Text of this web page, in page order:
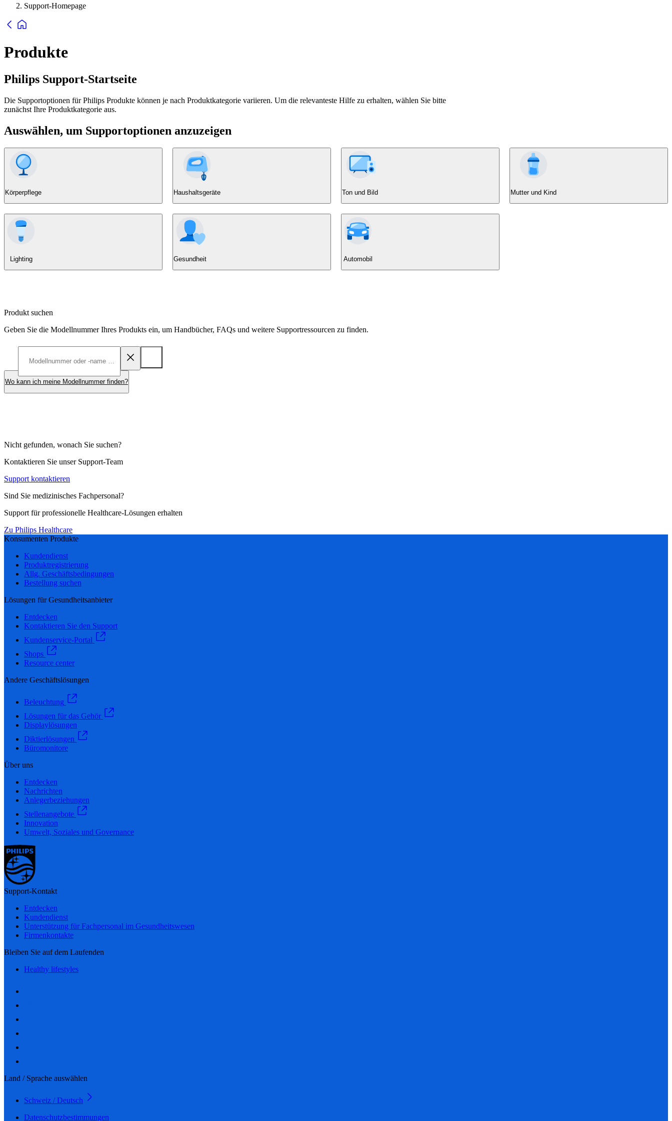
Support-Homepage
Produkte
Philips Support-Startseite
Die Supportoptionen für Philips Produkte können je nach Produktkategorie variieren. Um die relevanteste Hilfe zu erhalten, wählen Sie bitte
zunächst Ihre Produktkategorie aus.
Auswählen, um Supportoptionen anzuzeigen
Körperpflege Haushaltsgeräte Ton und Bild Mutter und Kind
Lighting Gesundheit Automobil
Produkt suchen
Geben Sie die Modellnummer Ihres Produkts ein, um Handbücher, FAQs und weitere Supportressourcen zu finden.
Wo kann ich meine Modellnummer finden?
Nicht gefunden, wonach Sie suchen?
Kontaktieren Sie unser Support-Team
Support kontaktieren
Sind Sie medizinisches Fachpersonal?
Support für professionelle Healthcare-Lösungen erhalten
Zu Philips Healthcare
Konsumenten Produkte
Kundendienst
Produktregistrierung
Allg. Geschäftsbedingungen
Bestellung suchen
Lösungen für Gesundheitsanbieter
Entdecken
Kontaktieren Sie den Support
Kundenservice-Portal
Shops
Resource center
Andere Geschäftslösungen
Beleuchtung
Lösungen für das Gehör
Displaylösungen
Diktierlösungen
Büromonitore
Über uns
Entdecken
Nachrichten
Anlegerbeziehungen
Stellenangebote
Innovation
Umwelt, Soziales und Governance
Support-Kontakt
Entdecken
Kundendienst
Unterstützung für Fachpersonal im Gesundheitswesen
Firmenkontakte
Bleiben Sie auf dem Laufenden
Healthy lifestyles
Land / Sprache auswählen
Schweiz / Deutsch
Datenschutzbestimmungen